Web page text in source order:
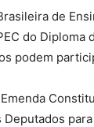
de
do
podem
Deputados